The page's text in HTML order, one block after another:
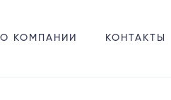
О КОМПАНИИ КОНТАКТЫ